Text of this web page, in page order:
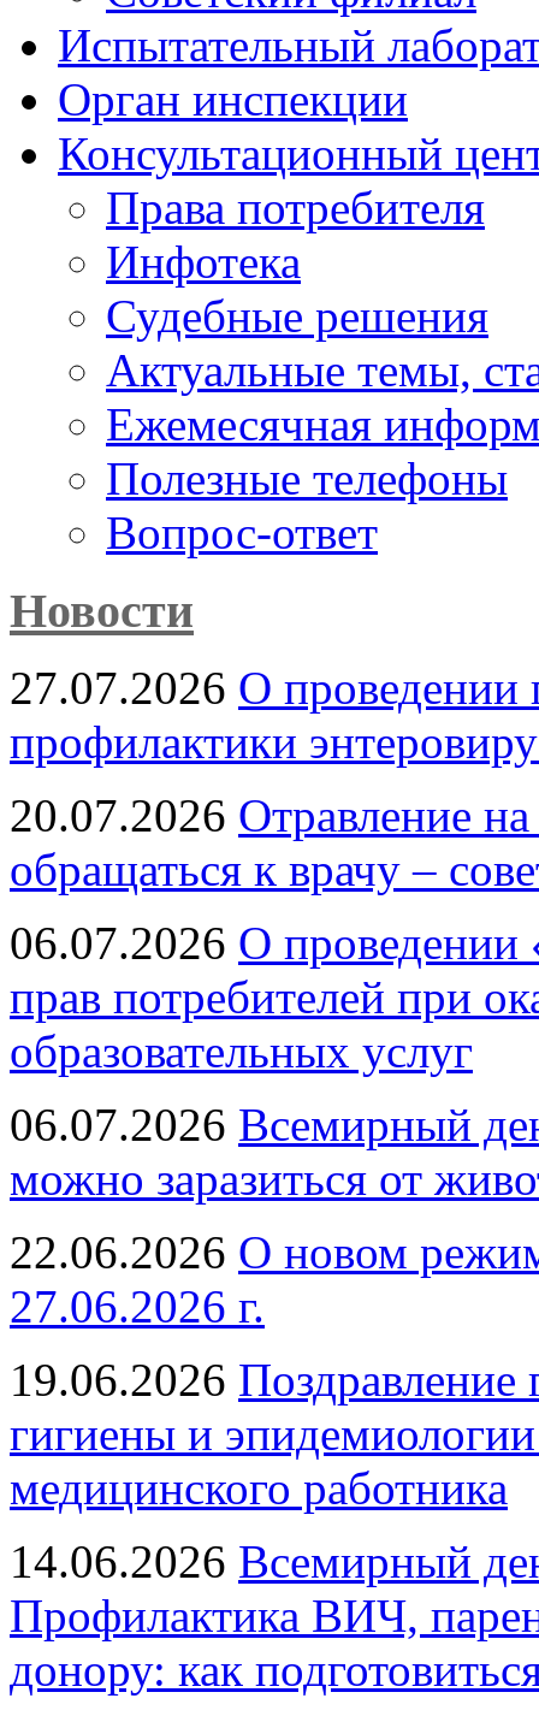
Испытательный
Орган инспекции
Консультационный
Права потребителя
Инфотека
Судебные решения
Актуальные темы,
Ежемесячная
Полезные телефоны
Вопрос-ответ
Новости
27.07.2026 О проведении
профилактики
20.07.2026 Отравление
обращаться к врачу –
06.07.2026 О проведении
прав потребителей при
образовательных услуг
06.07.2026 Всемирный
можно заразиться от
22.06.2026 О новом
27.06.2026 г.
19.06.2026 Поздравление
гигиены и
медицинского работника
14.06.2026 Всемирный
Профилактика ВИЧ,
донору: как